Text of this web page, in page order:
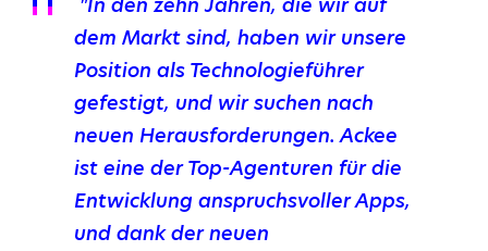
dem Markt sind, haben wir unsere
Position als Technologieführer
gefestigt, und wir suchen nach
neuen Herausforderungen. Ackee
ist eine der Top-Agenturen für die
Entwicklung anspruchsvoller Apps,
und dank der neuen